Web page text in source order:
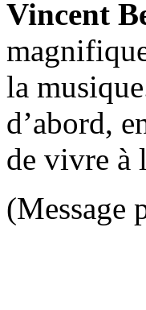
Vincent
la
d’abord,
de vivre à
(Message